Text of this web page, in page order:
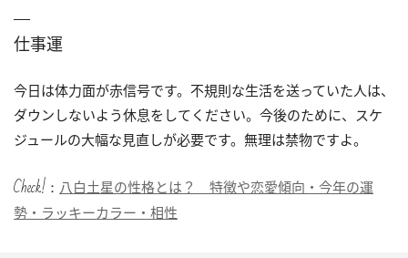
仕事運
今日は体力面が赤信号です。不規則な生活を送っていた人は、
ダウンしないよう休息をしてください。今後のために、スケ
ジュールの大幅な見直しが必要です。無理は禁物ですよ。
Check!： 八白土星の性格とは？ 特徴や恋愛傾向・今年の運
勢・ラッキーカラー・相性